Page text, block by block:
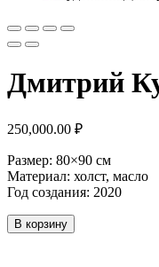
Дмитрий
250,000.00 ₽
Размер: 80×90 см
Материал: холст, масло
Год создания: 2020
Количество
товара
В корзину